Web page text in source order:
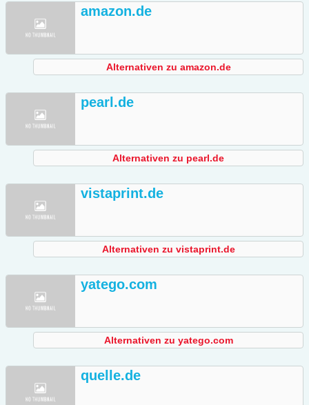
amazon.de
Alternativen zu amazon.de
pearl.de
Alternativen zu pearl.de
vistaprint.de
Alternativen zu vistaprint.de
yatego.com
Alternativen zu yatego.com
quelle.de